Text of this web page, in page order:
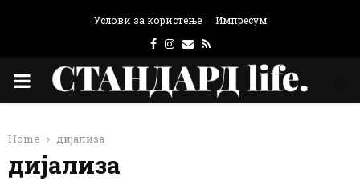
Услови за користење Импресум
Facebook
Instagram
Email
Rss
PRIMARY
Home дијализа
дијализа